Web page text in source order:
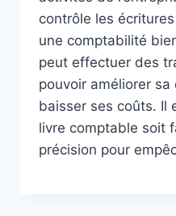
contrôle les
une comptabilité
peut effectuer des
pouvoir améliorer
baisser ses coûts. Il
livre comptable soit
précision pour